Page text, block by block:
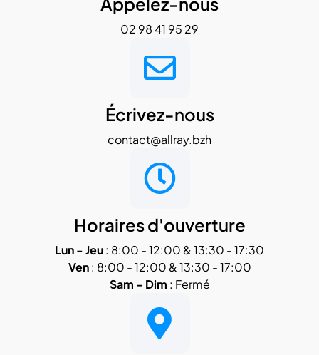
02 98 41 95 29
Écrivez-nous
contact@allray.bzh
Horaires d'ouverture
Lun - Jeu: 8:00 - 12:00 & 13:30 - 17:30
Ven: 8:00 - 12:00 & 13:30 - 17:00
Sam - Dim : Fermé